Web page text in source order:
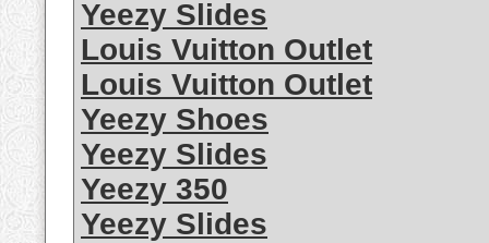
Yeezy Slides
Louis Vuitton Outlet
Louis Vuitton Outlet
Yeezy Shoes
Yeezy Slides
Yeezy 350
Yeezy Slides